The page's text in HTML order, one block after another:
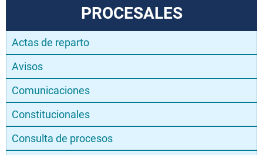
PROCESALES
Actas de reparto
Avisos
Comunicaciones
Constitucionales
Consulta de procesos